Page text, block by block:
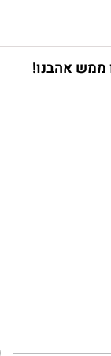
אובמה בבית
הובילה אותה אל
בקי הצטרפה אל
ממש אהבנו!